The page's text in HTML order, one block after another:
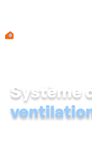
Système